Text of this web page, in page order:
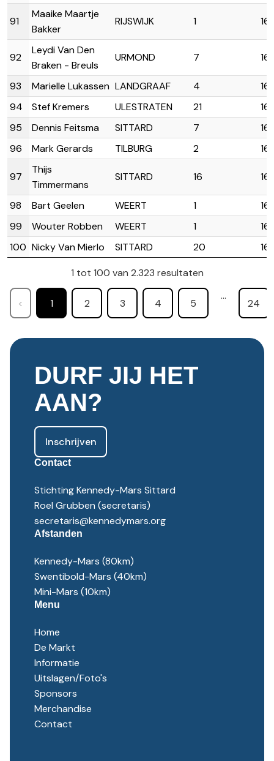
91
Maaike Maartje
Bakker
RIJSWIJK 1
92
Leydi Van Den
Braken - Breuls
URMOND 7
93 Marielle Lukassen LANDGRAAF 4
94
Stef Kremers ULESTRATEN 21
95
Dennis Feitsma SITTARD 7
96
Mark Gerards TILBURG 2
97
Thijs
Timmermans
SITTARD 16
98 Bart Geelen WEERT 1
99
Wouter Robben WEERT 1
100 Nicky Van Mierlo SITTARD 20
1 tot 100 van 2.323 resultaten
< 1 2 3 4 5
…
24
DURF JIJ HET
AAN?
Inschrijven
Contact
Stichting Kennedy-Mars Sittard
Roel Grubben (secretaris)
secretaris@kennedymars.org
Afstanden
Kennedy-Mars (80km)
Swentibold-Mars (40km)
Mini-Mars (10km)
Menu
Home
De Markt
Informatie
Uitslagen/Foto's
Sponsors
Merchandise
Contact